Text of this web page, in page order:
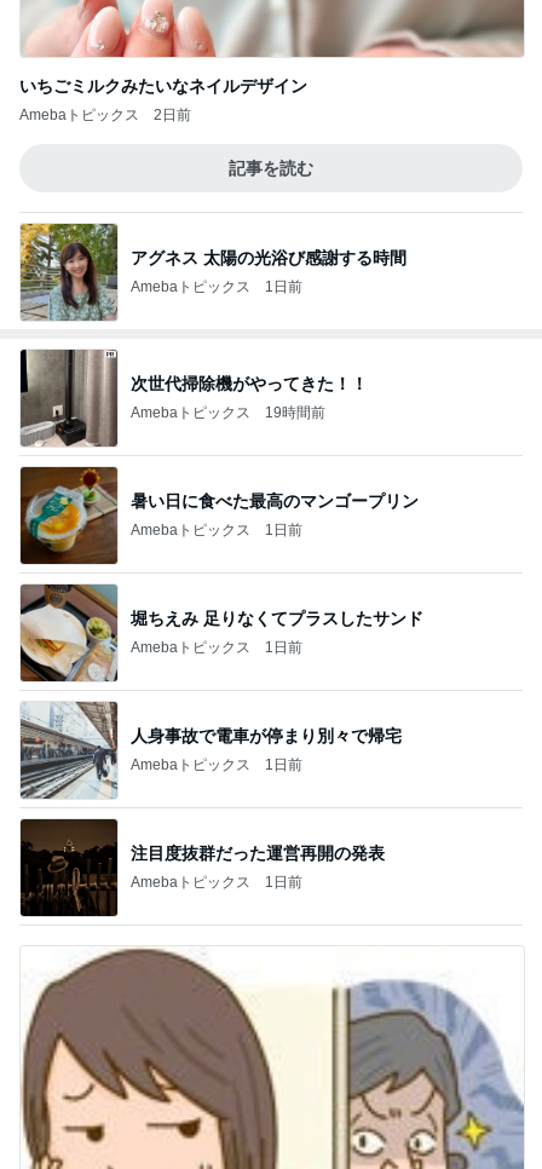
いちごミルクみたいなネイルデザイン
Amebaトピックス 2日前
記事を読む
アグネス 太陽の光浴び感謝する時間
Amebaトピックス 1日前
次世代掃除機がやってきた！！
Amebaトピックス 19時間前
暑い日に食べた最高のマンゴープリン
Amebaトピックス 1日前
堀ちえみ 足りなくてプラスしたサンド
Amebaトピックス 1日前
人身事故で電車が停まり別々で帰宅
Amebaトピックス 1日前
注目度抜群だった運営再開の発表
Amebaトピックス 1日前